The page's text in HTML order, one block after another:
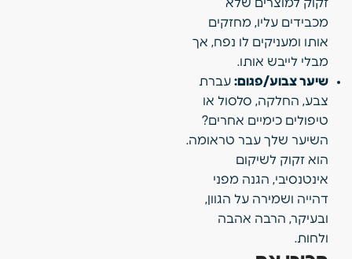
זקוק למוצרים שלא
מכבידים עליו, מחזקים
אותו ומעניקים לו נפח, אך
מבלי לייבש אותו.
שיער צבוע/פגום: עברת
צבע, החלקה, סלסול או
טיפולים כימיים אחרים?
השיער שלך עבר טראומה.
הוא זקוק לשיקום
אינטנסיבי, הגנה מפני
דהייה ושמירה על הגוון,
ובעיקר, הרבה אהבה
ולחות.